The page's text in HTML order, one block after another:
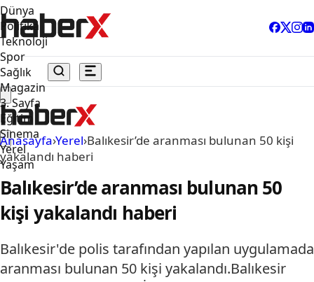
Dünya
Politika
Teknoloji
Spor
Sağlık
Magazin
3. Sayfa
Eğitim
Sinema
Yerel
Yaşam
Anasayfa›Yerel›Balıkesir’de aranması bulunan 50 kişi
yakalandı haberi
Balıkesir’de aranması bulunan 50
kişi yakalandı haberi
Balıkesir'de polis tarafından yapılan uygulamada
aranması bulunan 50 kişi yakalandı.Balıkesir